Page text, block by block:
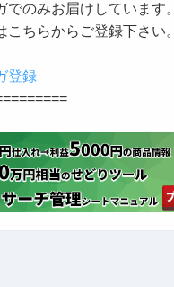
でのみお届けしています。
こちらからご登録下さい。
登録